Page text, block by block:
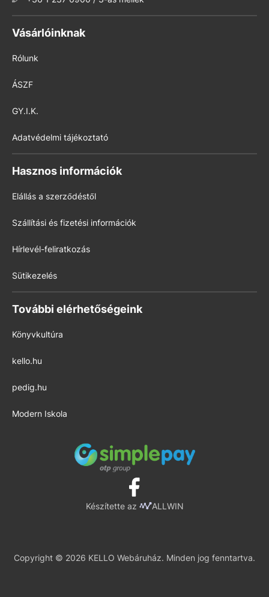
Vásárlóinknak
Rólunk
ÁSZF
GY.I.K.
Adatvédelmi tájékoztató
Hasznos információk
Elállás a szerződéstől
Szállítási és fizetési információk
Hírlevél-feliratkozás
Sütikezelés
További elérhetőségeink
Könyvkultúra
kello.hu
pedig.hu
Modern Iskola
Készítette az ALLWIN
Copyright © 2026 KELLO Webáruház. Minden jog fenntartva.